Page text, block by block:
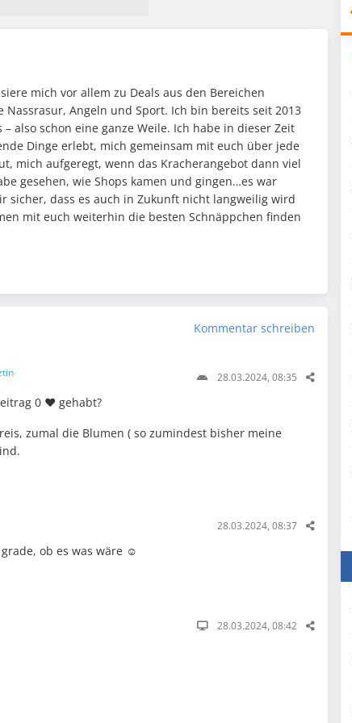
mich vor allem zu Deals aus den Bereichen
Nassrasur, Angeln und Sport. Ich bin bereits seit 2013
– also schon eine ganze Weile. Ich habe in dieser Zeit
Dinge erlebt, mich gemeinsam mit euch über jede
mich aufgeregt, wenn das Kracherangebot dann viel
gesehen, wie Shops kamen und gingen…es war
sicher, dass es auch in Zukunft nicht langweilig wird
mit euch weiterhin die besten Schnäppchen finden
Kommentar schreiben
28.03.2024, 08:35
0 ❤️ gehabt?
zumal die Blumen ( so zumindest bisher meine
28.03.2024, 08:37
ob es was wäre ☺️
28.03.2024, 08:42